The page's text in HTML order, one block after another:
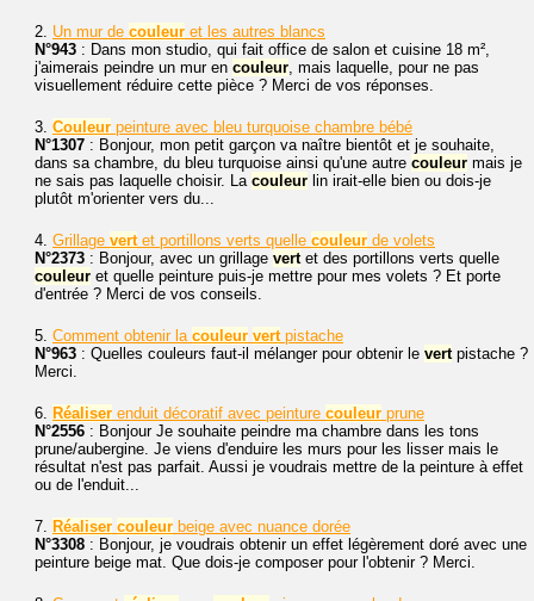
2. Un mur de couleur et les autres blancs
N°943 : Dans mon studio, qui fait office de salon et cuisine 18 m²,
j'aimerais peindre un mur en couleur, mais laquelle, pour ne pas
visuellement réduire cette pièce ? Merci de vos réponses.
3. Couleur peinture avec bleu turquoise chambre bébé
N°1307 : Bonjour, mon petit garçon va naître bientôt et je souhaite,
dans sa chambre, du bleu turquoise ainsi qu'une autre couleur mais je
ne sais pas laquelle choisir. La couleur lin irait-elle bien ou dois-je
plutôt m'orienter vers du...
4. Grillage vertet portillons verts quelle couleur de volets
N°2373 : Bonjour, avec un grillage vertet des portillons verts quelle
couleur et quelle peinture puis-je mettre pour mes volets ? Et porte
d'entrée ? Merci de vos conseils.
5. Comment obtenir la couleur vertpistache
N°963 : Quelles couleurs faut-il mélanger pour obtenir le vertpistache ?
Merci.
6. Réaliser enduit décoratif avec peinture couleur prune
N°2556 : Bonjour Je souhaite peindre ma chambre dans les tons
prune/aubergine. Je viens d'enduire les murs pour les lisser mais le
résultat n'est pas parfait. Aussi je voudrais mettre de la peinture à effet
ou de l'enduit...
7. Réaliser couleur beige avec nuance dorée
N°3308 : Bonjour, je voudrais obtenir un effet légèrement doré avec une
peinture beige mat. Que dois-je composer pour l'obtenir ? Merci.